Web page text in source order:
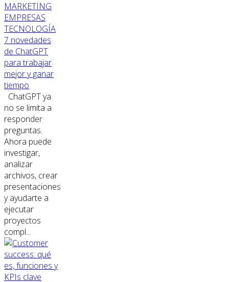
MARKETING
EMPRESAS
TECNOLOGÍA
7 novedades
de ChatGPT
para trabajar
mejor y ganar
tiempo
ChatGPT ya
no se limita a
responder
preguntas.
Ahora puede
investigar,
analizar
archivos, crear
presentaciones
y ayudarte a
ejecutar
proyectos
compl...